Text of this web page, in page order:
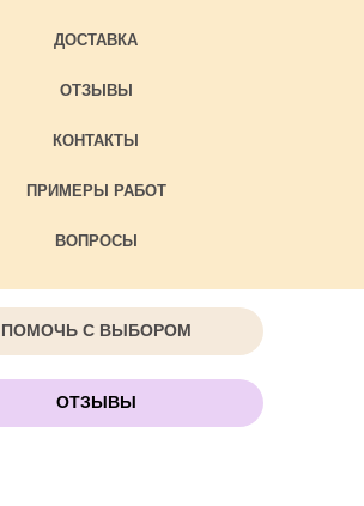
ДОСТАВКА
ОТЗЫВЫ
КОНТАКТЫ
ПРИМЕРЫ РАБОТ
ВОПРОСЫ
ПОМОЧЬ С ВЫБОРОМ
ОТЗЫВЫ